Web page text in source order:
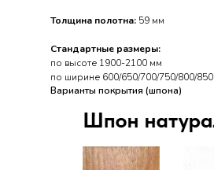
Толщина полотна: 59 мм
Стандартные размеры:
по высоте 1900-2100 мм
по ширине 600/650/700/750/800/850
Варианты покрытия (шпона)